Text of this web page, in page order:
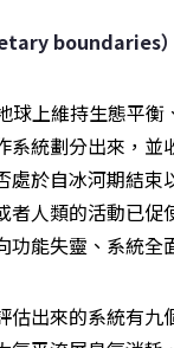
boundaries）
球上維持生態平衡
系統劃分出來，並
處於自冰河期結束
者人類的活動已促
功能失靈、系統全
估出來的系統有九